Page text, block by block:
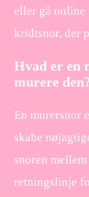
eller gå online
kridtsnor, der
Hvad er en
murere
En murersnor
skabe
snoren
retningslinje